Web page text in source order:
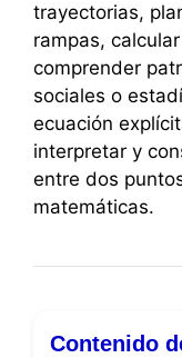
trayectorias,
rampas,
comprender
sociales o
ecuación
interpretar y
entre dos
matemáticas.
Contenido